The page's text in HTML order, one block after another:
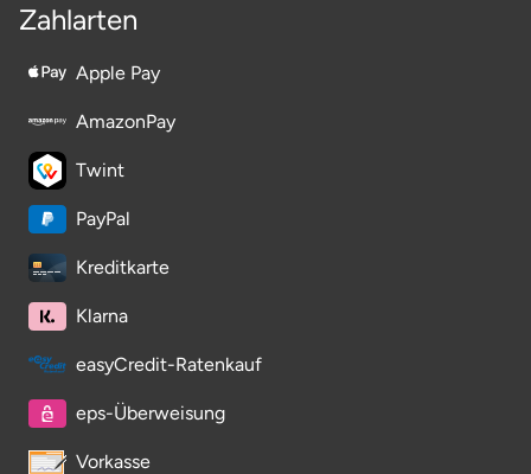
Zahlarten
Apple Pay
AmazonPay
Twint
PayPal
Kreditkarte
Klarna
easyCredit-Ratenkauf
eps-Überweisung
Vorkasse